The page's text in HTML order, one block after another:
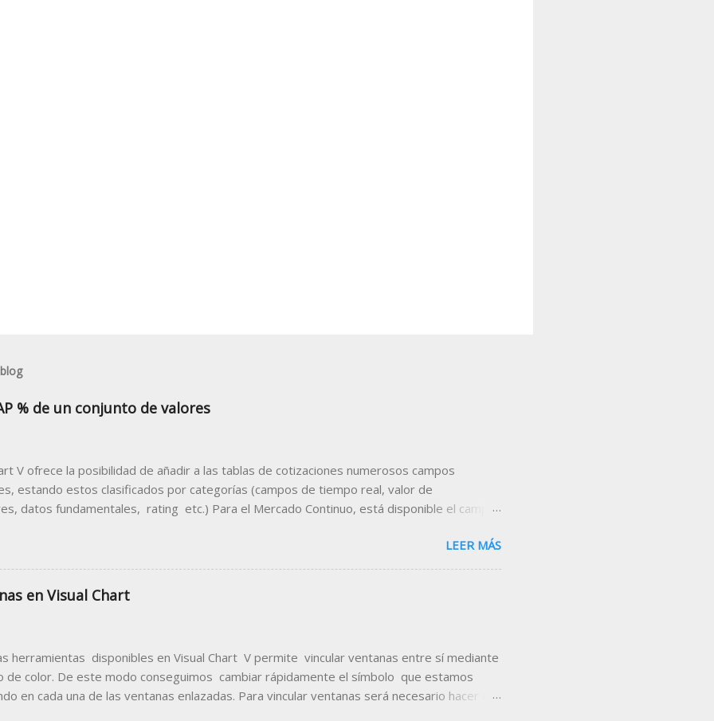
% de un conjunto de valores
V ofrece la posibilidad de añadir a las tablas de cotizaciones numerosos campos
estando estos clasificados por categorías (campos de tiempo real, valor de
datos fundamentales, rating etc.) Para el Mercado Continuo, está disponible el campo
anterior. Para disponer de este dato en una tabla de cotizaciones, añádelo en la cabecera
siguiendo estas indicaciones. 1. Abrir la tabla donde deseamos incorporar el campo
facilitará la información sobre el Gap porcentual. Para el ejemplo utilizaremos la tabla que
valores del mercado continuo. Como se puede ver en la imagen, utilizando el comando
+T) del menú Nuevo , se visualiza la ventana de inicio donde encontrarás las tablas
LEER MÁS
en Visual Chart
herramientas disponibles en Visual Chart V permite vincular ventanas entre sí mediante
de color. De este modo conseguimos cambiar rápidamente el símbolo que estamos
en cada una de las ventanas enlazadas. Para vincular ventanas será necesario hacer clic